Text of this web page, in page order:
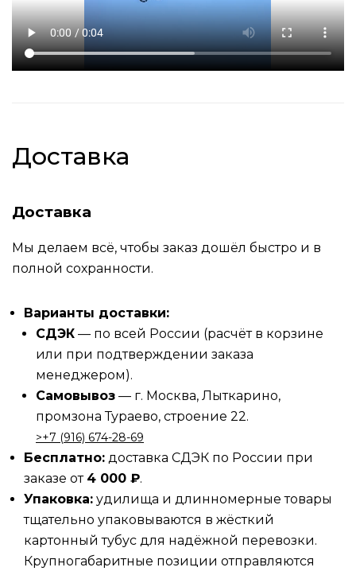
Доставка
Доставка
Мы делаем всё, чтобы заказ дошёл быстро и в
полной сохранности.
Варианты доставки:
СДЭК — по всей России (расчёт в корзине
или при подтверждении заказа
менеджером).
Самовывоз — г. Москва, Лыткарино,
промзона Тураево, строение 22.
>‪‪+7 (916) 674-28-69
Бесплатно: доставка СДЭК по России при
заказе от 4 000 ₽.
Упаковка: удилища и длинномерные товары
тщательно упаковываются в жёсткий
картонный тубус для надёжной перевозки.
Крупногабаритные позиции отправляются